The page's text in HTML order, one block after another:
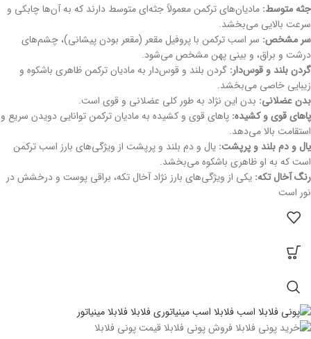
جثه متوسط: مادیان‌های ترکمن معمولاً جثه‌ای متوسط دارند که به آن‌ها چابکی و
سرعت بالایی می‌بخشد.
سر مشخص: سر اسب ترکمن با پروفیل مقعر (مقعر بودن پیشانی)، چشم‌های
درشت و براق، و بینی پهن مشخص می‌شود.
گردن بلند و قوس‌دار: گردن بلند و قوس‌دار به مادیان ترکمن ظاهری باشکوه و
زیبایی خاصی می‌بخشد.
بدن عضلانی: بدن این نژاد به طور کلی عضلانی و قوی است.
پاهای قوی و کشیده: پاهای قوی و کشیده به مادیان ترکمن توانایی دویدن سریع و
استقامت بالا می‌دهد.
یال و دم بلند و پرپشت: یال و دم بلند و پرپشت از ویژگی‌های بارز اسب ترکمن
است که به او ظاهری باشکوه می‌بخشد.
رنگ آخال تکه: یکی از ویژگی‌های بارز نژاد آخال تکه، براقی پوست و درخشش در
نور است